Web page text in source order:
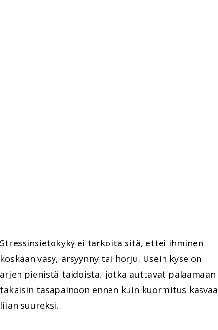
Stressinsietokyky ei tarkoita sitä, ettei ihminen
koskaan väsy, ärsyynny tai horju. Usein kyse on
arjen pienistä taidoista, jotka auttavat palaamaan
takaisin tasapainoon ennen kuin kuormitus kasvaa
liian suureksi.